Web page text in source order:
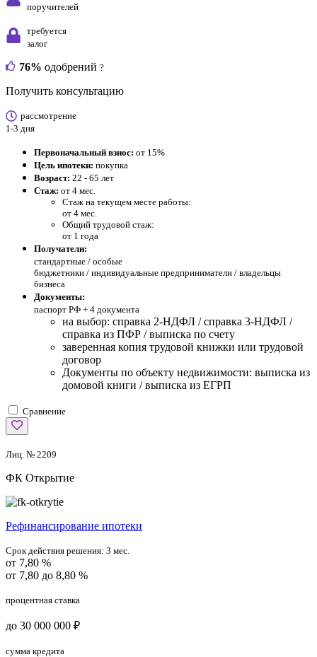
поручителей
требуется
залог
76% одобрений ?
Получить консультацию
рассмотрение
1-3 дня
Первоначальный взнос: от 15%
Цель ипотеки: покупка
Возраст: 22 - 65 лет
Стаж: от 4 мес.
Стаж на текущем месте работы:
от 4 мес.
Общий трудовой стаж:
от 1 года
Получатели:
стандартные / особые
бюджетники / индивидуальные предприниматели / владельцы
бизнеса
Документы:
паспорт РФ + 4 документа
на выбор: справка 2-НДФЛ / справка 3-НДФЛ /
справка из ПФР / выписка по счету
заверенная копия трудовой книжки или трудовой
договор
Документы по объекту недвижимости: выписка из
домовой книги / выписка из ЕГРП
Сравнение
Лиц. № 2209
ФК Открытие
Рефинансирование ипотеки
Срок действия решения: 3 мес.
от 7,80 %
от 7,80 до 8,80 %
процентная ставка
до 30 000 000 ₽
сумма кредита